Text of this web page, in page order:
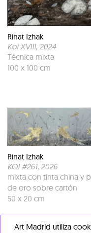
Rinat Izhak
Koi XVIII, 2024
Técnica mixta
100 x 100 cm
Rinat Izhak
KOI #261, 2026
mixta con tinta china y
de oro sobre cartón
50 x 20 cm
Art Madrid utiliza